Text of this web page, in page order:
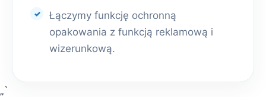
Łączymy funkcję ochronną
opakowania z funkcją reklamową i
wizerunkową.
„`